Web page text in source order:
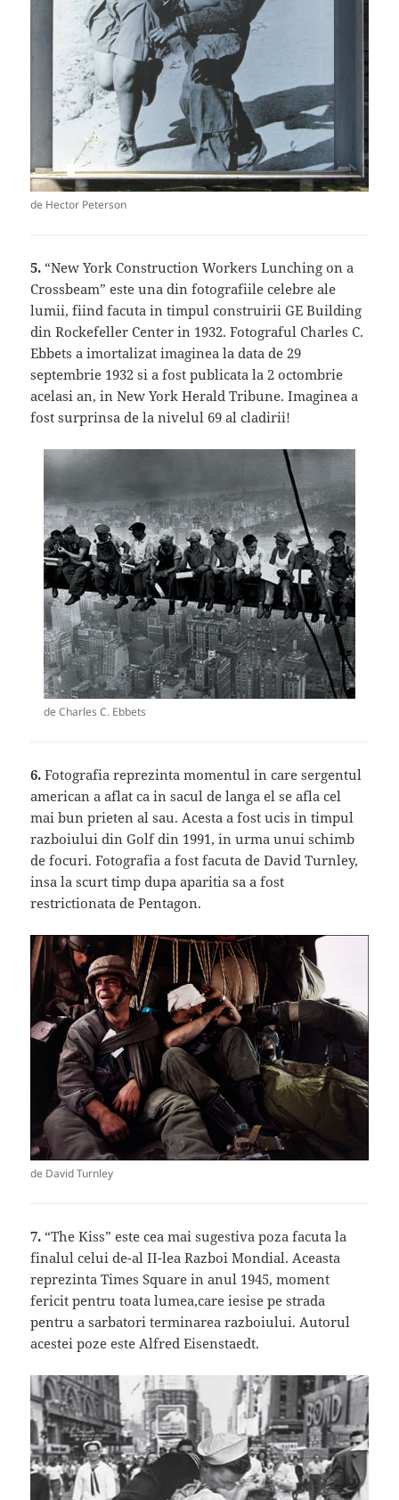
de Hector Peterson
5. “New York Construction Workers Lunching on a
Crossbeam” este una din fotografiile celebre ale
lumii, fiind facuta in timpul construirii GE Building
din Rockefeller Center in 1932. Fotograful Charles C.
Ebbets a imortalizat imaginea la data de 29
septembrie 1932 si a fost publicata la 2 octombrie
acelasi an, in New York Herald Tribune. Imaginea a
fost surprinsa de la nivelul 69 al cladirii!
de Charles C. Ebbets
6. Fotografia reprezinta momentul in care sergentul
american a aflat ca in sacul de langa el se afla cel
mai bun prieten al sau. Acesta a fost ucis in timpul
razboiului din Golf din 1991, in urma unui schimb
de focuri. Fotografia a fost facuta de David Turnley,
insa la scurt timp dupa aparitia sa a fost
restrictionata de Pentagon.
de David Turnley
7. “The Kiss” este cea mai sugestiva poza facuta la
finalul celui de-al II-lea Razboi Mondial. Aceasta
reprezinta Times Square in anul 1945, moment
fericit pentru toata lumea,care iesise pe strada
pentru a sarbatori terminarea razboiului. Autorul
acestei poze este Alfred Eisenstaedt.